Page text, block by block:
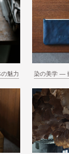
魅力 染の美学 ―